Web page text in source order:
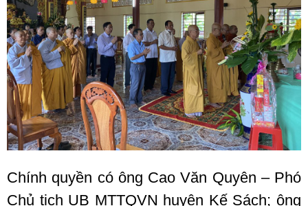
Chính quyền có ông Cao Văn Quyên – Phó
Chủ tịch UB MTTQVN huyện Kế Sách; ông